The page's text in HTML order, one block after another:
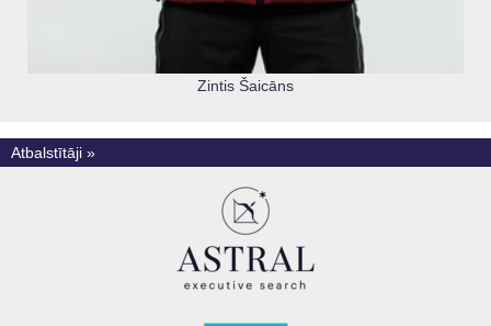
Zintis Šaicāns
Atbalstītāji »